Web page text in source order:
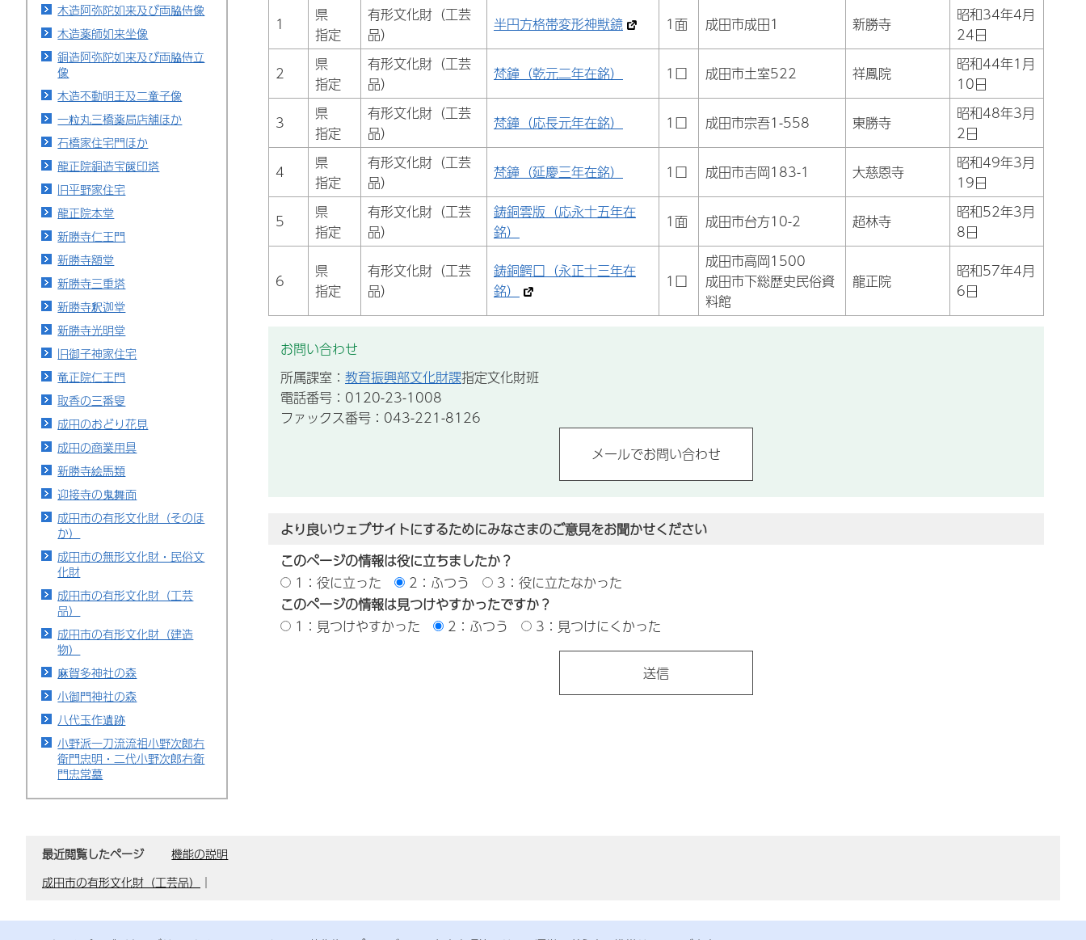
木造阿弥陀如来及び両脇侍像
木造薬師如来坐像
銅造阿弥陀如来及び両脇侍立
像
木造不動明王及二童子像
一粒丸三橋薬局店舗ほか
石橋家住宅門ほか
龍正院銅造宝篋印塔
旧平野家住宅
龍正院本堂
新勝寺仁王門
新勝寺額堂
新勝寺三重塔
新勝寺釈迦堂
新勝寺光明堂
旧御子神家住宅
竜正院仁王門
取香の三番叟
成田のおどり花見
成田の商業用具
新勝寺絵馬類
迎接寺の鬼舞面
成田市の有形文化財（そのほ
か）
成田市の無形文化財・民俗文
化財
成田市の有形文化財（工芸
品）
成田市の有形文化財（建造
物）
麻賀多神社の森
小御門神社の森
八代玉作遺跡
小野派一刀流流祖小野次郎右
衛門忠明・二代小野次郎右衛
門忠常墓
1
県
指定
有形文化財（工芸
品）
半円方格帯変形神獣鏡 1面 成田市成田1 新勝寺
昭和34年4月
24日
2
県
指定
有形文化財（工芸
品）
梵鐘（乾元二年在銘） 1口 成田市土室522 祥鳳院
昭和44年1月
10日
3
県
指定
有形文化財（工芸
品）
梵鐘（応長元年在銘） 1口 成田市宗吾1-558 東勝寺
昭和48年3月
2日
4
県
指定
有形文化財（工芸
品）
梵鐘（延慶三年在銘） 1口 成田市吉岡183-1 大慈恩寺
昭和49年3月
19日
5
県
指定
有形文化財（工芸
品）
鋳銅雲版（応永十五年在
銘）
1面 成田市台方10-2 超林寺
昭和52年3月
8日
6
県
指定
有形文化財（工芸
品）
鋳銅鰐口（永正十三年在
銘）
1口
成田市高岡1500
成田市下総歴史民俗資
料館
龍正院
昭和57年4月
6日
お問い合わせ
所属課室： 教育振興部文化財課指定文化財班
電話番号：0120-23-1008
ファックス番号：043-221-8126
より良いウェブサイトにするためにみなさまのご意見をお聞かせください
このページの情報は役に立ちましたか？
1：役に立った
2：ふつう
3：役に立たなかった
このページの情報は見つけやすかったですか？
1：見つけやすかった
2：ふつう 3：見つけにくかった
最近閲覧したページ
機能の説明
成田市の有形文化財（工芸品）
｜